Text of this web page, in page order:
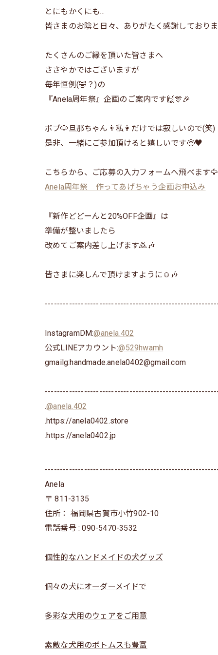
とにもかくにも...
皆さまのお陰と日々、ありがたく感謝しており
たくさんのご縁を頂いた皆さまへ
ささやかではございますが
毎年恒例(🤣？)の
『Anela周年祭』企画のご案内です🙌🎊🎉
ボブ🐶旦那ちゃん👨私👩だけでは寂しいので(笑)
是非、一緒にご参加頂けると嬉しいです🥺♥️
こちらから、ご応募の入力フォームへ飛べます🦅
Anela周年祭 作ってあげちゃう企画お申込み
『新作どどーんと20%OFF企画』は
準備が整いましたら
改めてご案内差し上げます🙇🎶
皆さまに楽しんで頂けますように☺️🎶
InstagramDM:@anela.402
公式LINEアカウント:@529hwamh
gmailg:handmade.anela0402@gmail.com
.@anela.402
.https://anela0402.store
⁡.https://anela0402.jp⁡⁡
Anela
〒811-3135
住所： 福岡県古賀市小竹902-10
電話番号 :090-5470-3532
個性的なハンドメイドの犬グッズ
個々の犬にオーダーメイドで
多彩な犬用のウェアをご用意
素敵な犬用のボトムスも豊富